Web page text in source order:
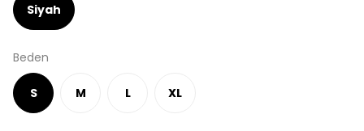
Siyah
Beden
S M L XL